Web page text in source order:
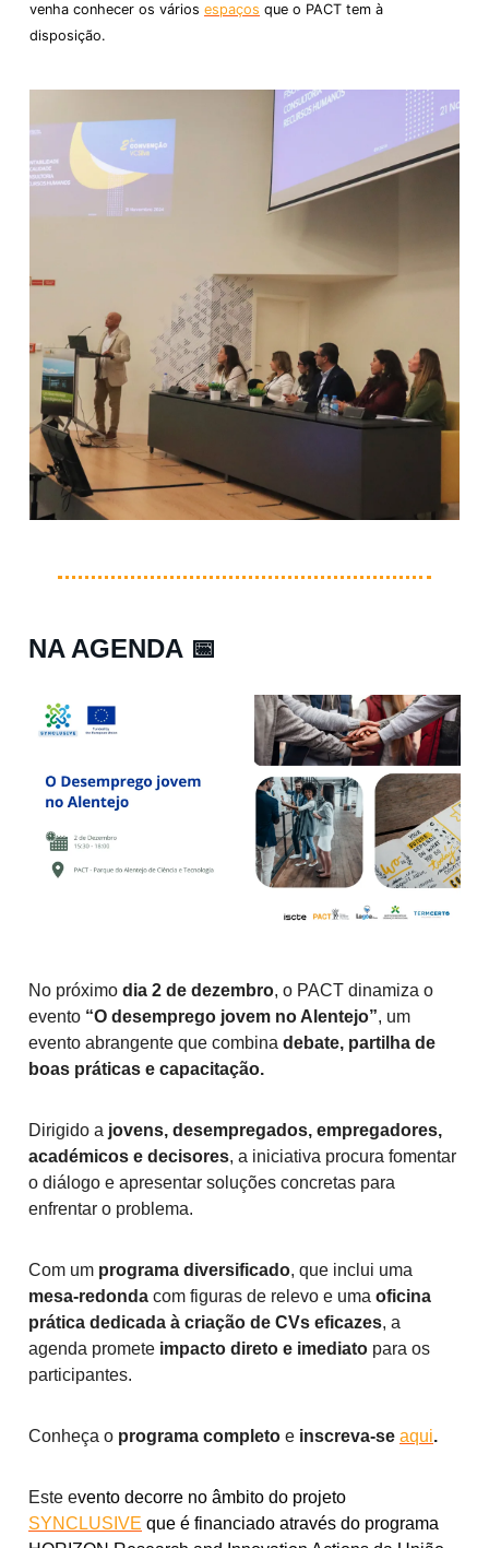
venha conhecer os vários espaços que o PACT tem à
disposição.
NA AGENDA 📅
No próximo dia 2 de dezembro, o PACT dinamiza o
evento “O desemprego jovem no Alentejo”, um
evento abrangente que combina debate, partilha de
boas práticas e capacitação.
Dirigido a jovens, desempregados, empregadores,
académicos e decisores, a iniciativa procura fomentar
o diálogo e apresentar soluções concretas para
enfrentar o problema.
Com um programa diversificado, que inclui uma
mesa-redonda com figuras de relevo e uma oficina
prática dedicada à criação de CVs eficazes, a
agenda promete impacto direto e imediato para os
participantes.
Conheça o programa completo e inscreva-se aqui.
Este evento decorre no âmbito do projeto
SYNCLUSIVE que é financiado através do programa